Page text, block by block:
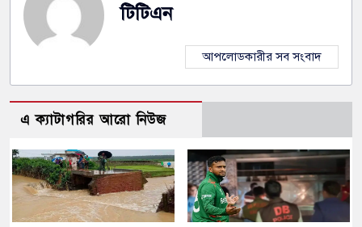
টিটিএন
আপলোডকারীর সব সংবাদ
এ ক্যাটাগরির আরো নিউজ